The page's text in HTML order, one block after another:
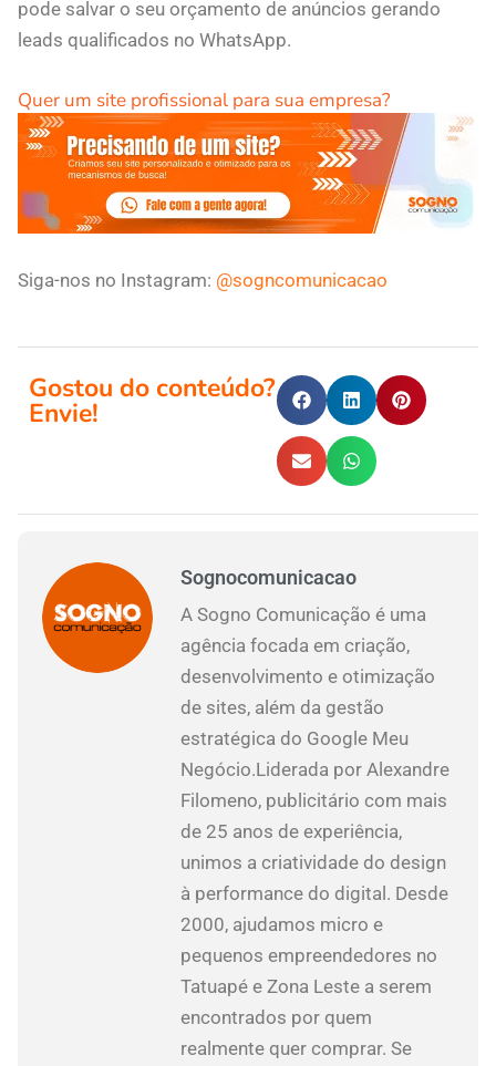
pode salvar o seu orçamento de anúncios gerando
leads qualificados no WhatsApp.
Quer um site profissional para sua empresa?
Siga-nos no Instagram: @sogncomunicacao
Gostou do conteúdo?
Envie!
Sognocomunicacao
A Sogno Comunicação é uma
agência focada em criação,
desenvolvimento e otimização
de sites, além da gestão
estratégica do Google Meu
Negócio.Liderada por Alexandre
Filomeno, publicitário com mais
de 25 anos de experiência,
unimos a criatividade do design
à performance do digital. Desde
2000, ajudamos micro e
pequenos empreendedores no
Tatuapé e Zona Leste a serem
encontrados por quem
realmente quer comprar. Se